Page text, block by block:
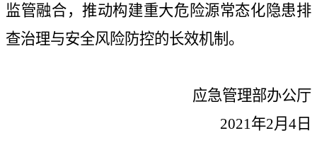
监管融合，推动构建重大危险源常态化隐患排
查治理与安全风险防控的长效机制。
应急管理部办公厅
2021年2月 4 日